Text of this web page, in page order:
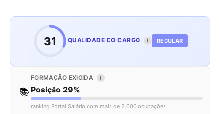
31 QUALIDADE DO CARGO I REGULAR
📚
FORMAÇÃO EXIGIDA I
Posição 29%
ranking Portal Salário com mais de 2.600 ocupações